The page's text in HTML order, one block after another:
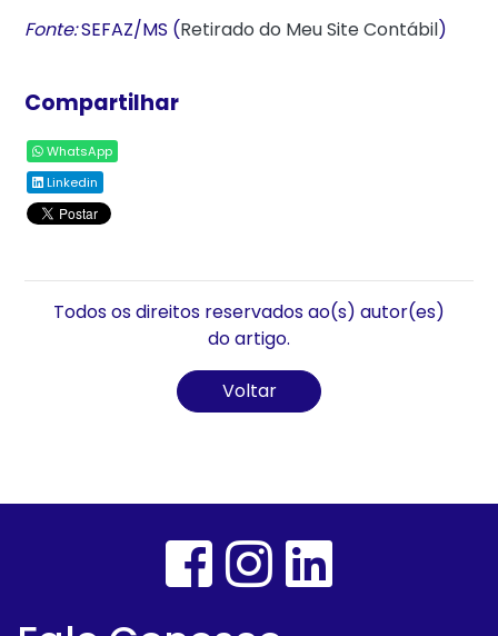
Fonte:SEFAZ/MS (Retirado do Meu Site Contábil)
Compartilhar
WhatsApp
Linkedin
Todos os direitos reservados ao(s) autor(es)
do artigo.
Voltar